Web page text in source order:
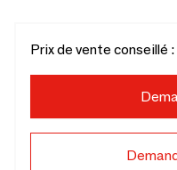
Prix de vente conseillé :